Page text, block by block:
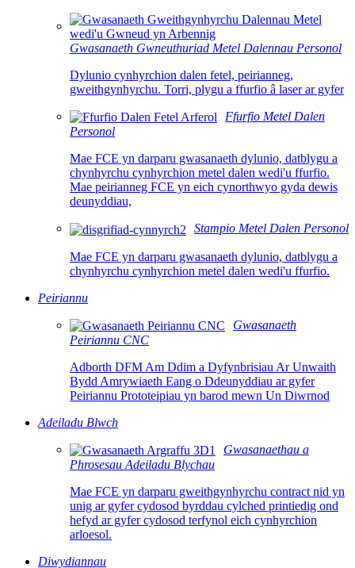
Gwasanaeth Gwneuthuriad Metel Dalennau Personol
Dylunio cynhyrchion dalen fetel, peirianneg,
gweithgynhyrchu. Torri, plygu a ffurfio â laser ar gyfer
Ffurfio Metel Dalen
Personol
Mae FCE yn darparu gwasanaeth dylunio, datblygu a
chynhyrchu cynhyrchion metel dalen wedi'u ffurfio.
Mae peirianneg FCE yn eich cynorthwyo gyda dewis
deunyddiau,
Stampio Metel Dalen Personol
Mae FCE yn darparu gwasanaeth dylunio, datblygu a
chynhyrchu cynhyrchion metel dalen wedi'u ffurfio.
Peiriannu
Gwasanaeth
Peiriannu CNC
Adborth DFM Am Ddim a Dyfynbrisiau Ar Unwaith
Bydd Amrywiaeth Eang o Ddeunyddiau ar gyfer
Peiriannu Prototeipiau yn barod mewn Un Diwrnod
Adeiladu Blwch
Gwasanaethau a
Phrosesau Adeiladu Blychau
Mae FCE yn darparu gweithgynhyrchu contract nid yn
unig ar gyfer cydosod byrddau cylched printiedig ond
hefyd ar gyfer cydosod terfynol eich cynhyrchion
arloesol.
Diwydiannau